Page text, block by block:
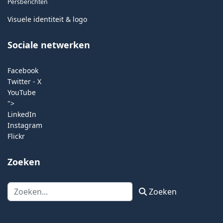
Persberichten
Visuele identiteit & logo
Sociale netwerken
Facebook
Twitter - X
YouTube
">
LinkedIn
Instagram
Flickr
Zoeken
Zoeken Zoeken